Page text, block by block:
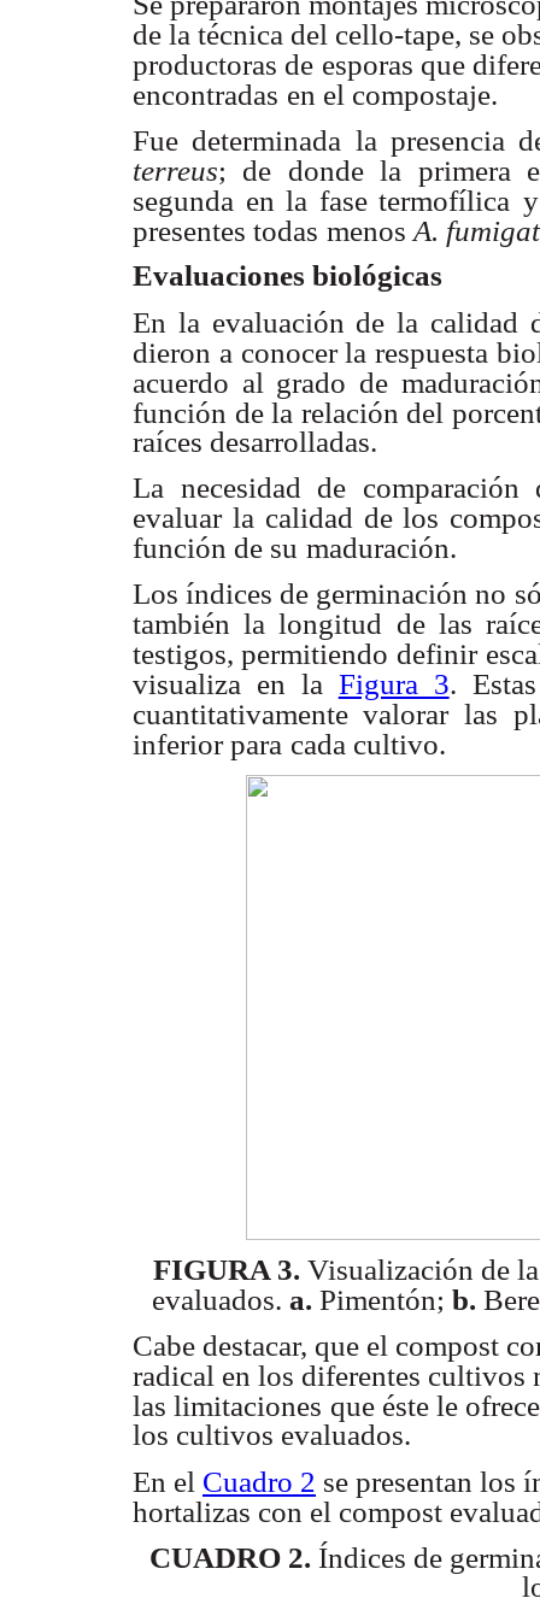
de la técnica del cello-tape, se
productoras de esporas que
encontradas en el compostaje.
Fue determinada la presencia
terreus; de donde la primera
segunda en la fase termofílica
presentes todas menos A.
Evaluaciones biológicas
En la evaluación de la calidad
dieron a conocer la respuesta
acuerdo al grado de
función de la relación del
raíces desarrolladas.
La necesidad de comparación
evaluar la calidad de los
función de su maduración.
Los índices de germinación no
también la longitud de las
testigos, permitiendo definir
visualiza en la Figura 3.
cuantitativamente valorar las
inferior para cada cultivo.
FIGURA 3. Visualización de
evaluados. a. Pimentón; b.
Cabe destacar, que el compost
radical en los diferentes cultivos
las limitaciones que éste le
los cultivos evaluados.
En el Cuadro 2 se presentan los
hortalizas con el compost
CUADRO 2. Índices de